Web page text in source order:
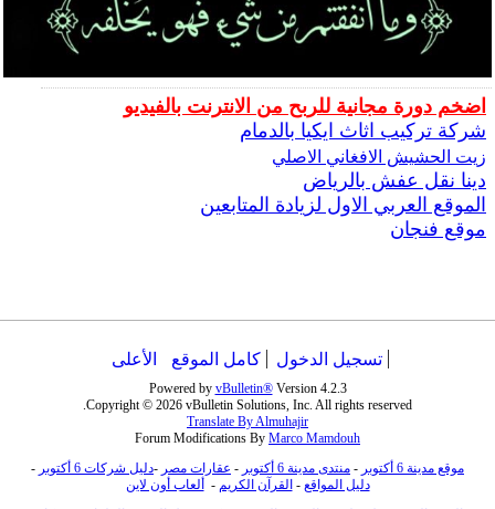
اضخم دورة مجانية للربح من الانترنت بالفيديو
شركة تركيب اثاث ايكيا بالدمام
زيت الحشيش الافغاني الاصلي
دينا نقل عفش بالرياض
الموقع العربي الاول لزيادة المتابعين
موقع فنجان
تسجيل الدخول كامل الموقع الأعلى
Powered by vBulletin®Version 4.2.3
Copyright © 2026 vBulletin Solutions, Inc. All rights reserved.
Translate By Almuhajir
Forum Modifications By Marco Mamdouh
موقع مدينة 6 أكتوبر
- منتدى مدينة 6 أكتوبر - عقارات مصر -دليل شركات 6 أكتوبر
-
دليل المواقع - القرآن الكريم -
ألعاب أون لاين